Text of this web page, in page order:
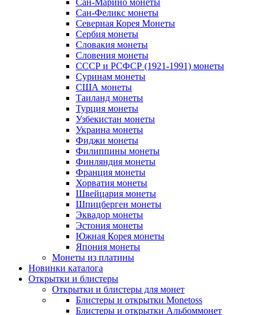
Сан-Марино монеты
Сан-Феликс монеты
Северная Корея Монеты
Сербия монеты
Словакия монеты
Словения монеты
СССР и РСФСР (1921-1991) монеты
Суринам монеты
США монеты
Таиланд монеты
Турция монеты
Узбекистан монеты
Украина монеты
Фиджи монеты
Филиппины монеты
Финляндия монеты
Франция монеты
Хорватия монеты
Швейцария монеты
Шпицберген монеты
Эквадор монеты
Эстония монеты
Южная Корея монеты
Япония монеты
Монеты из платины
Новинки каталога
Открытки и блистеры
Открытки и блистеры для монет
Блистеры и открытки Monetoss
Блистеры и открытки Альбоммонет